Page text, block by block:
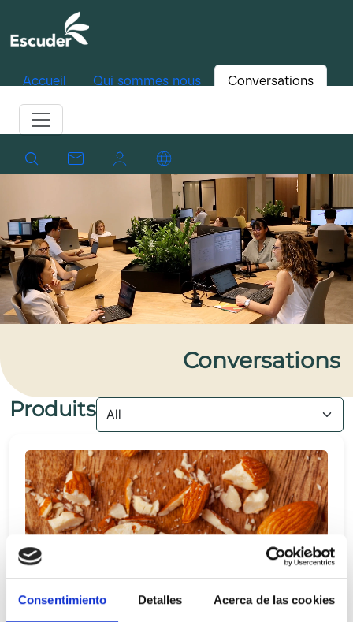
Consentimiento Detalles Acerca de las cookies
Accueil Qui sommes nous Conversations
Conversations
Produits